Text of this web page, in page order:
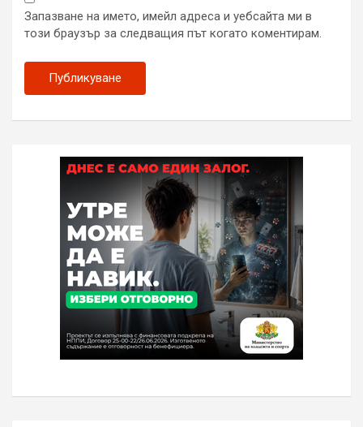
Запазване на името, имейл адреса и уебсайта ми в
този браузър за следващия път когато коментирам.